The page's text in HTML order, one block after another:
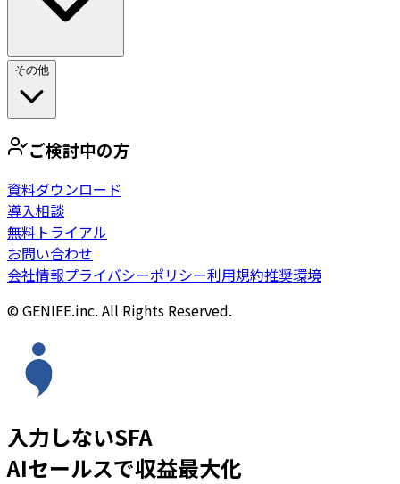
その他
ご検討中の方
資料ダウンロード
導入相談
無料トライアル
お問い合わせ
会社情報プライバシーポリシー利用規約推奨環境
© GENIEE.inc. All Rights Reserved.
入力しないSFA
AIセールスで収益最大化